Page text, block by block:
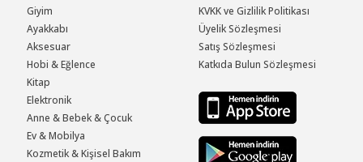
Giyim
Ayakkabı
Aksesuar
Hobi & Eğlence
Kitap
Elektronik
Anne & Bebek & Çocuk
Ev & Mobilya
Kozmetik & Kişisel Bakım
KVKK ve Gizlilik Politikası
Üyelik Sözleşmesi
Satış Sözleşmesi
Katkıda Bulun Sözleşmesi